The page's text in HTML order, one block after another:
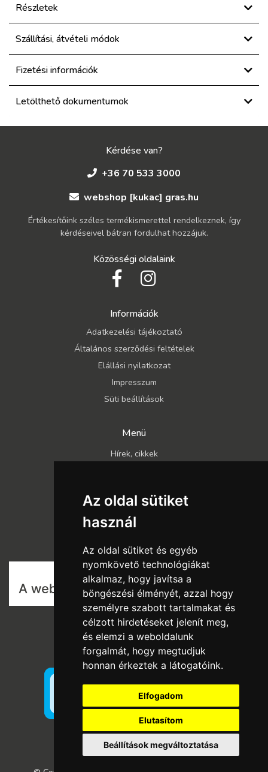
Az oldal sütiket
használ
Az oldal sütiket és egyéb
nyomkövető technológiákat
alkalmaz, hogy javítsa a
böngészési élményét, azzal hogy
személyre szabott tartalmakat és
célzott hirdetéseket jelenít meg,
és elemzi a weboldalunk
forgalmát, hogy megtudjuk
honnan érkeztek a látogatóink.
Elfogadom
Elutasítom
Beállítások megváltoztatása
Részletek
Szállítási, átvételi módok
Fizetési információk
Letölthető dokumentumok
Kérdése van?
+36 70 533 3000
webshop [kukac] gras.hu
Értékesítőink széles termékismerettel rendelkeznek, így
kérdéseivel bátran fordulhat hozzájuk.
Közösségi oldalaink
Információk
Adatkezelési tájékoztató
Általános szerződési feltételek
Elállási nyilatkozat
Impresszum
Süti beállítások
Menü
Hírek, cikkek
Rólunk
Szállítás és fizetés